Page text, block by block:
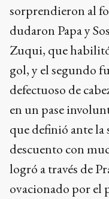
sorprendieron al
dudaron Papa y
Zuqui, que
gol, y el segundo
defectuoso de
en un pase
que definió ante la
descuento con
logró a través de
ovacionado por el